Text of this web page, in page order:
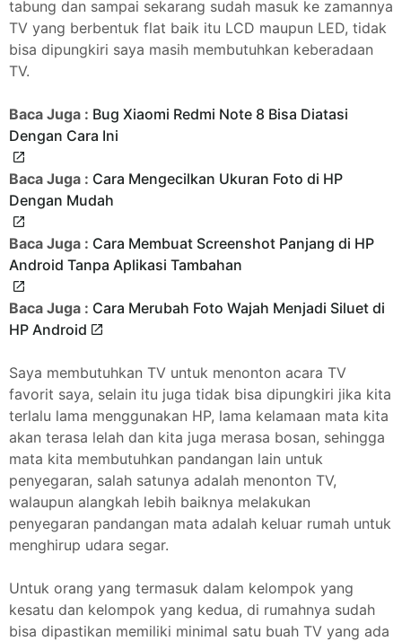
tabung dan sampai sekarang sudah masuk ke zamannya
TV yang berbentuk flat baik itu LCD maupun LED, tidak
bisa dipungkiri saya masih membutuhkan keberadaan
TV.
Baca Juga : Bug Xiaomi Redmi Note 8 Bisa Diatasi
Dengan Cara Ini
Baca Juga : Cara Mengecilkan Ukuran Foto di HP
Dengan Mudah
Baca Juga : Cara Membuat Screenshot Panjang di HP
Android Tanpa Aplikasi Tambahan
Baca Juga : Cara Merubah Foto Wajah Menjadi Siluet di
HP Android
Saya membutuhkan TV untuk menonton acara TV
favorit saya, selain itu juga tidak bisa dipungkiri jika kita
terlalu lama menggunakan HP, lama kelamaan mata kita
akan terasa lelah dan kita juga merasa bosan, sehingga
mata kita membutuhkan pandangan lain untuk
penyegaran, salah satunya adalah menonton TV,
walaupun alangkah lebih baiknya melakukan
penyegaran pandangan mata adalah keluar rumah untuk
menghirup udara segar.
Untuk orang yang termasuk dalam kelompok yang
kesatu dan kelompok yang kedua, di rumahnya sudah
bisa dipastikan memiliki minimal satu buah TV yang ada